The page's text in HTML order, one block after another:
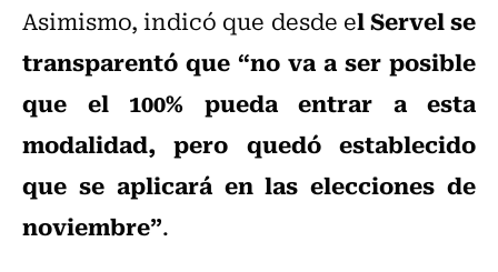
Asimismo, indicó que desde el Servel se
transparentó que “no va a ser posible
que el 100% pueda entrar a esta
modalidad, pero quedó establecido
que se aplicará en las elecciones de
noviembre”.